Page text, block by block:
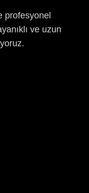
profesyonel
ve uzun